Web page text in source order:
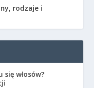
rodzaje i
włosów?